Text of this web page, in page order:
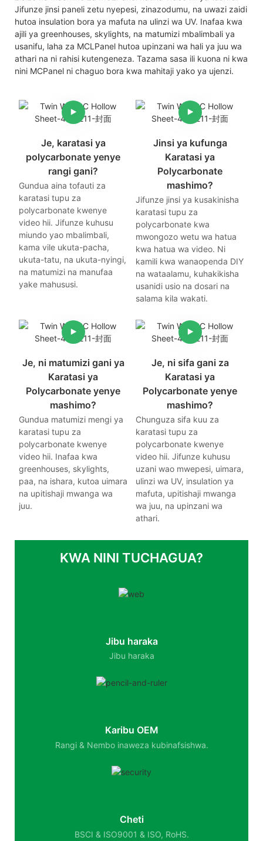
Jifunze jinsi paneli zetu nyepesi, zinazodumu, na uwazi zaidi
hutoa insulation bora ya mafuta na ulinzi wa UV. Inafaa kwa
ajili ya greenhouses, skylights, na matumizi mbalimbali ya
usanifu, laha za MCLPanel hutoa upinzani wa hali ya juu wa
athari na ni rahisi kutengeneza. Tazama sasa ili kuona ni kwa
nini MCPanel ni chaguo bora kwa mahitaji yako ya ujenzi.
Je, karatasi ya
polycarbonate yenye
rangi gani?
Gundua aina tofauti za
karatasi tupu za
polycarbonate kwenye
video hii. Jifunze kuhusu
miundo yao mbalimbali,
kama vile ukuta-pacha,
ukuta-tatu, na ukuta-nyingi,
na matumizi na manufaa
yake mahususi.
Jinsi ya kufunga
Karatasi ya
Polycarbonate
mashimo?
Jifunze jinsi ya kusakinisha
karatasi tupu za
polycarbonate kwa
mwongozo wetu wa hatua
kwa hatua wa video. Ni
kamili kwa wanaopenda DIY
na wataalamu, kuhakikisha
usanidi usio na dosari na
salama kila wakati.
Je, ni matumizi gani ya
Karatasi ya
Polycarbonate yenye
mashimo?
Gundua matumizi mengi ya
karatasi tupu za
polycarbonate kwenye
video hii. Inafaa kwa
greenhouses, skylights,
paa, na ishara, kutoa uimara
na upitishaji mwanga wa
juu.
Je, ni sifa gani za
Karatasi ya
Polycarbonate yenye
mashimo?
Chunguza sifa kuu za
karatasi tupu za
polycarbonate kwenye
video hii. Jifunze kuhusu
uzani wao mwepesi, uimara,
ulinzi wa UV, insulation ya
mafuta, upitishaji mwanga
wa juu, na upinzani wa
athari.
KWA NINI TUCHAGUA?
Jibu haraka
Jibu haraka
Karibu OEM
Rangi & Nembo inaweza kubinafsishwa.
Cheti
BSCI & ISO9001 & ISO, RoHS.